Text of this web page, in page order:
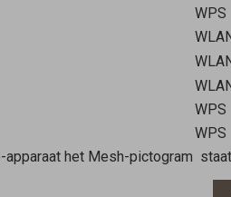
WPS
WPS
WPS
het Mesh-pictogram